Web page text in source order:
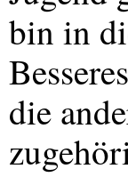
bin in
die